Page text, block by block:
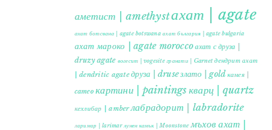
аметист | amethystахат | agate
ахат ботсвана | agate botswana ахат българия | agate bulgaria
ахат мароко | agate moroccoахат с друза |
druzy agate вогесит | vogesite гранати | Garnet дендрит ахат
| dendritic agateдруза | druseзлато | gold камея |
cameo картини | paintings кварц | quartz
кехлибар | amberлабрадорит | labradorite
ларимар | larimar лунен камък | Moonstone мъхов ахат |